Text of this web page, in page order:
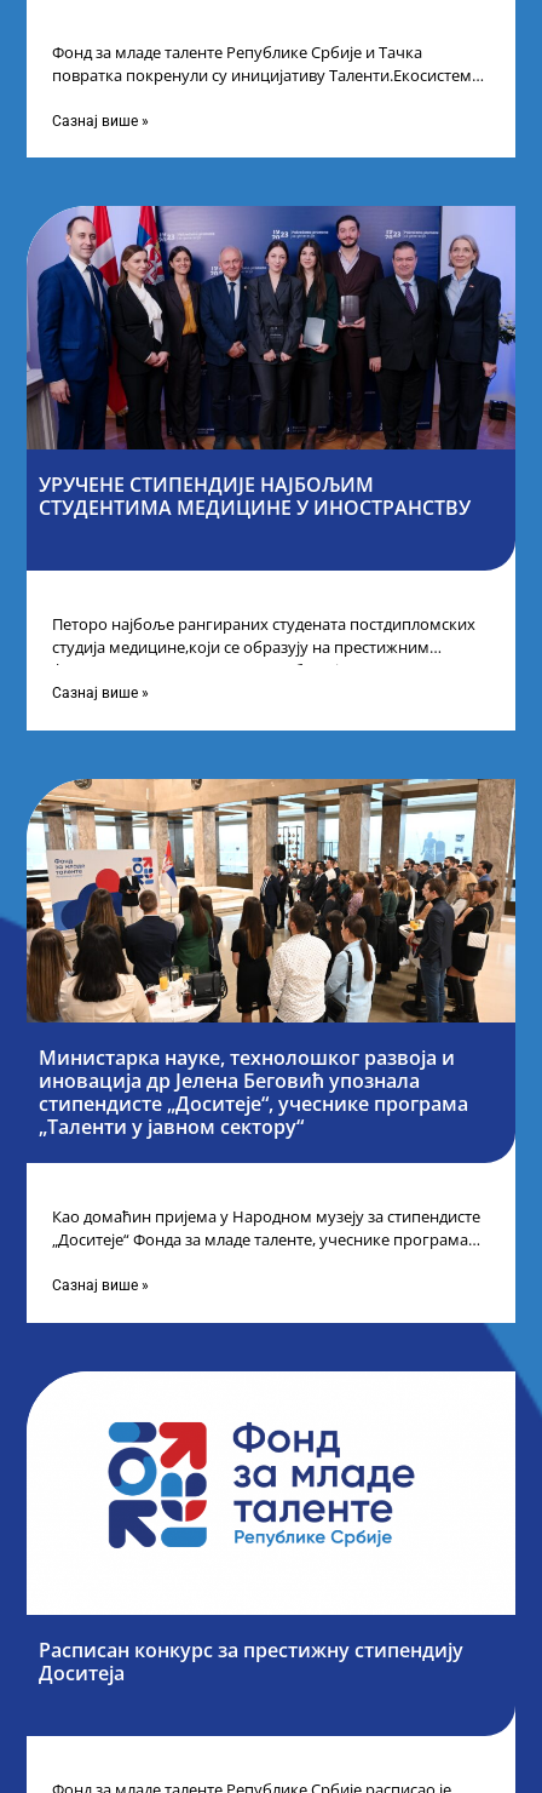
Фонд за младе таленте Републике Србије и Тачка
повратка покренули су иницијативу Таленти.Екосистем.
Сазнај више »
УРУЧЕНЕ СТИПЕНДИЈЕ НАЈБОЉИМ
СТУДЕНТИМА МЕДИЦИНЕ У ИНОСТРАНСТВУ
Петоро најбоље рангираних студената постдипломских
студија медицине,који се образују на престижним
факултетима у иностранству, добило је
додатнестипендије од по 10.000
Сазнај више »
Министарка науке, технолошког развоја и
иновација др Јелена Беговић упознала
стипендисте „Доситеје“, учеснике програма
„Таленти у јавном сектору“
Као домаћин пријема у Народном музеју за стипендисте
„Доситеје“ Фонда за младе таленте, учеснике програма
Сазнај више »
Расписан конкурс за престижну стипендију
Доситеја